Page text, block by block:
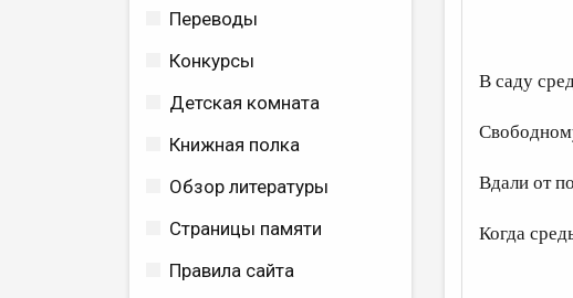
Переводы
Конкурсы
Детская комната
Книжная полка
Обзор литературы
Страницы памяти
Правила сайта
В саду
Вдали от
Когда
вина